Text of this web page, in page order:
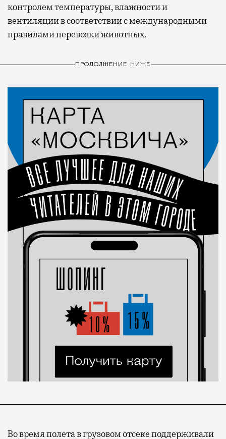
контролем температуры, влажности и
вентиляции в соответствии с международными
правилами перевозки животных.
ПРОДОЛЖЕНИЕ НИЖЕ
Во время полета в грузовом отсеке поддерживали